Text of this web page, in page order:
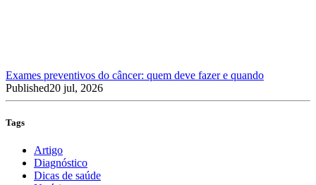
Exames preventivos do câncer: quem deve fazer e quando
Published20 jul, 2026
Tags
Artigo
Diagnóstico
Dicas de saúde